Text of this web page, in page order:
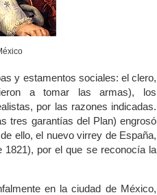
y estamentos sociales: el clero,
a tomar las armas), los
por las razones indicadas.
tres garantías del Plan) engrosó
ello, el nuevo virrey de España,
1821), por el que se reconocía la
en la ciudad de México,